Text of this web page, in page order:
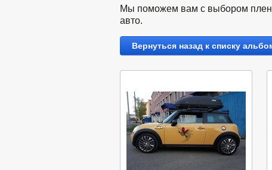
Мы поможем вам с выбором
авто.
Вернуться назад к списку